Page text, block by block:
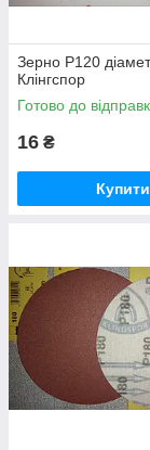
Зерно Р120
Клінгспор
Готово до
16 ₴
Купити